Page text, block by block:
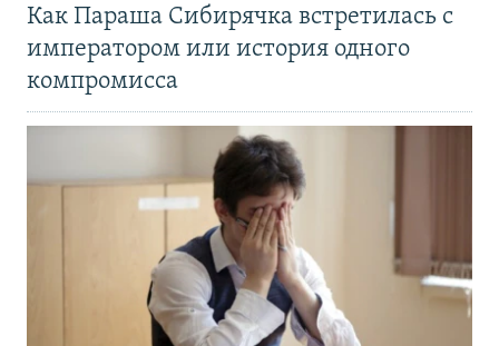
Как Параша Сибирячка встретилась с
императором или история одного
компромисса